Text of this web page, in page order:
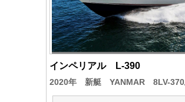
インペリアル L-390